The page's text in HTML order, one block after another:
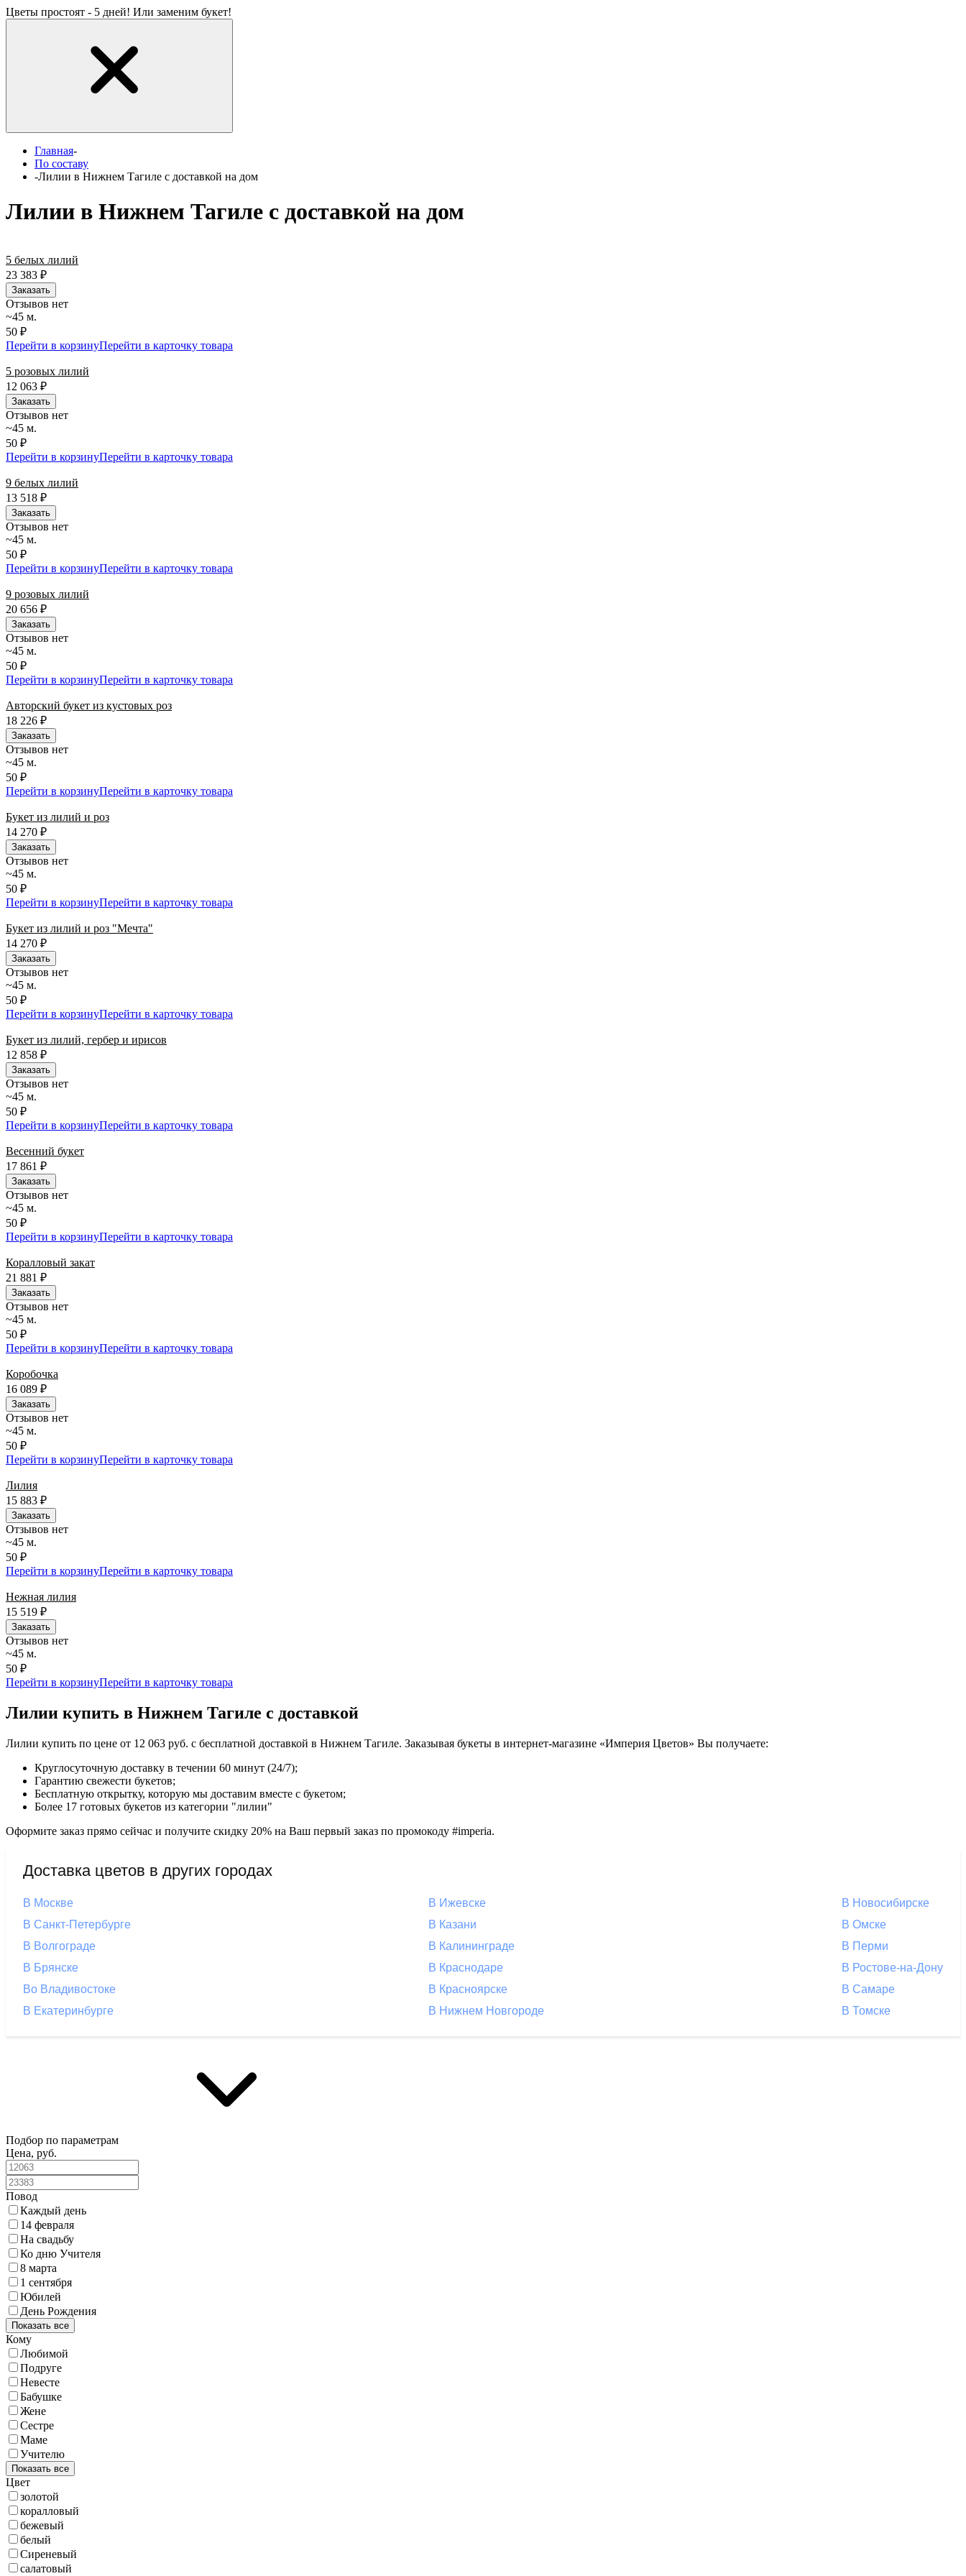
Цветы простоят - 5 дней! Или заменим букет!
Главная-
По составу
-Лилии в Нижнем Тагиле с доставкой на дом
Лилии в Нижнем Тагиле с доставкой на дом
5 белых лилий
23 383 ₽
Заказать
Отзывов нет
~45 м.
50 ₽
Перейти в корзинуПерейти в карточку товара
5 розовых лилий
12 063 ₽
Заказать
Отзывов нет
~45 м.
50 ₽
Перейти в корзинуПерейти в карточку товара
9 белых лилий
13 518 ₽
Заказать
Отзывов нет
~45 м.
50 ₽
Перейти в корзинуПерейти в карточку товара
9 розовых лилий
20 656 ₽
Заказать
Отзывов нет
~45 м.
50 ₽
Перейти в корзинуПерейти в карточку товара
Авторский букет из кустовых роз
18 226 ₽
Заказать
Отзывов нет
~45 м.
50 ₽
Перейти в корзинуПерейти в карточку товара
Букет из лилий и роз
14 270 ₽
Заказать
Отзывов нет
~45 м.
50 ₽
Перейти в корзинуПерейти в карточку товара
Букет из лилий и роз "Мечта"
14 270 ₽
Заказать
Отзывов нет
~45 м.
50 ₽
Перейти в корзинуПерейти в карточку товара
Букет из лилий, гербер и ирисов
12 858 ₽
Заказать
Отзывов нет
~45 м.
50 ₽
Перейти в корзинуПерейти в карточку товара
Весенний букет
17 861
₽
Заказать
Отзывов нет
~45 м.
50 ₽
Перейти в корзинуПерейти в карточку товара
Коралловый закат
21 881
₽
Заказать
Отзывов нет
~45 м.
50 ₽
Перейти в корзинуПерейти в карточку товара
Коробочка
16 089 ₽
Заказать
Отзывов нет
~45 м.
50 ₽
Перейти в корзинуПерейти в карточку товара
Лилия
15 883 ₽
Заказать
Отзывов нет
~45 м.
50 ₽
Перейти в корзинуПерейти в карточку товара
Нежная лилия
15 519 ₽
Заказать
Отзывов нет
~45 м.
50 ₽
Перейти в корзинуПерейти в карточку товара
Лилии купить в Нижнем Тагиле с доставкой
Лилии купить по цене от 12 063 руб. с бесплатной доставкой в Нижнем Тагиле. Заказывая букеты в интернет-магазине «Империя Цветов» Вы получаете:
Круглосуточную доставку в течении 60 минут (24/7);
Гарантию свежести букетов;
Бесплатную открытку, которую мы доставим вместе с букетом;
Более 17 готовых букетов из категории "лилии"
Оформите заказ прямо сейчас и получите скидку 20% на Ваш первый заказ по промокоду #imperia.
Доставка цветов в других городах
В Москве
В Санкт-Петербурге
В Волгограде
В Брянске
Во Владивостоке
В Екатеринбурге
В Ижевске
В Казани
В Калининграде
В Краснодаре
В Красноярске
В Нижнем Новгороде
В Новосибирске
В Омске
В Перми
В Ростове-на-Дону
В Самаре
В Томске
Подбор по параметрам
Цена, руб.
Повод
Каждый день
14 февраля
На свадьбу
Ко дню Учителя
8 марта
1 сентября
Юбилей
День Рождения
Показать все
Кому
Любимой
Подруге
Невесте
Бабушке
Жене
Сестре
Маме
Учителю
Показать все
Цвет
золотой
коралловый
бежевый
белый
Сиреневый
салатовый